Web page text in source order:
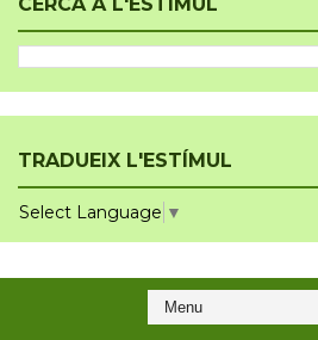
TRADUEIX L'ESTÍMUL
Select Language ▼